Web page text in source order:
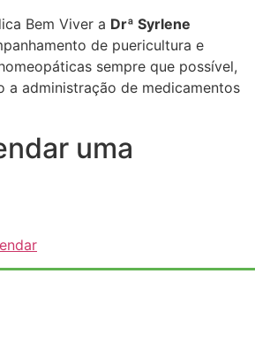
Bem Viver a Drª Syrlene
de puericultura e
sempre que possível,
a administração de medicamentos
uma